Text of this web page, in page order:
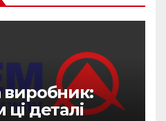
виробник:
деталі